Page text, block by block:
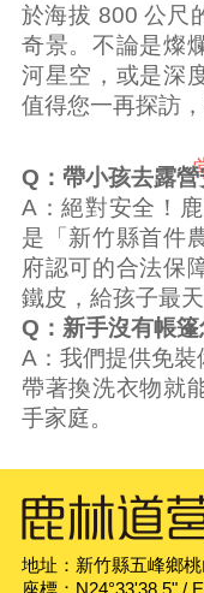
於海拔 800 公尺
奇景。不論是燦
河星空，或是深
值得您一再探訪
Q：帶小孩去露營
A：絕對安全！
是「新竹縣首件
府認可的合法保
鐵皮，給孩子最
Q：新手沒有帳篷
A：我們提供免
帶著換洗衣物就
手家庭。
地址：新竹縣五峰鄉
座標：N24°33'38.5" /